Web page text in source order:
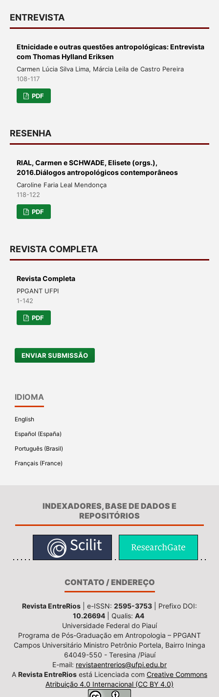
ENTREVISTA
Etnicidade e outras questões antropológicas: Entrevista
com Thomas Hylland Eriksen
Carmen Lúcia Silva Lima, Márcia Leila de Castro Pereira
108-117
PDF
RESENHA
RIAL, Carmen e SCHWADE, Elisete (orgs.),
2016.Diálogos antropológicos contemporâneos
Caroline Faria Leal Mendonça
118-122
PDF
REVISTA COMPLETA
Revista Completa
PPGANT UFPI
1-142
PDF
ENVIAR SUBMISSÃO
IDIOMA
English
Español (España)
Português (Brasil)
Français (France)
INDEXADORES, BASE DE DADOS E
REPOSITÓRIOS
CONTATO / ENDEREÇO
Revista EntreRios | e-ISSN: 2595-3753 | Prefixo DOI:
10.26694 | Qualis: A4
Universidade Federal do Piauí
Programa de Pós-Graduação em Antropologia – PPGANT
Campos Universitário Ministro Petrônio Portela, Bairro Ininga
64049-550 - Teresina /Piauí
E-mail: revistaentrerios@ufpi.edu.br
A Revista EntreRios está Licenciada com Creative Commons
Atribuição 4.0 Internacional (CC BY 4.0)